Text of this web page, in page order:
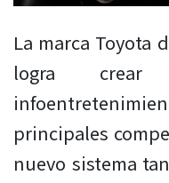
La marca Toyota
logra
principales
nuevo sistema